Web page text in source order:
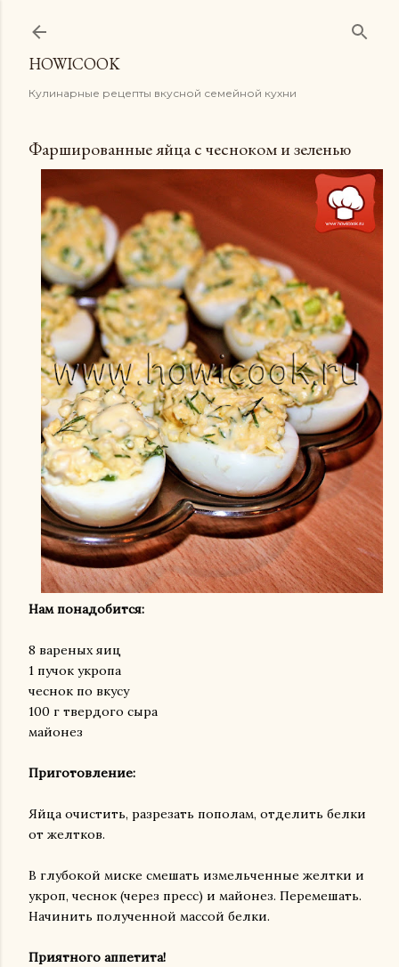
HOWICOOK
Кулинарные рецепты вкусной семейной кухни
Фаршированные яйца с чесноком и зеленью
Нам понадобится:
8 вареных яиц
1 пучок укропа
чеснок по вкусу
100 г твердого сыра
майонез
Приготовление:
Яйца очистить, разрезать пополам, отделить белки
от желтков.
В глубокой миске смешать измельченные желтки и
укроп, чеснок (через пресс) и майонез. Перемешать.
Начинить полученной массой белки.
Приятного аппетита!